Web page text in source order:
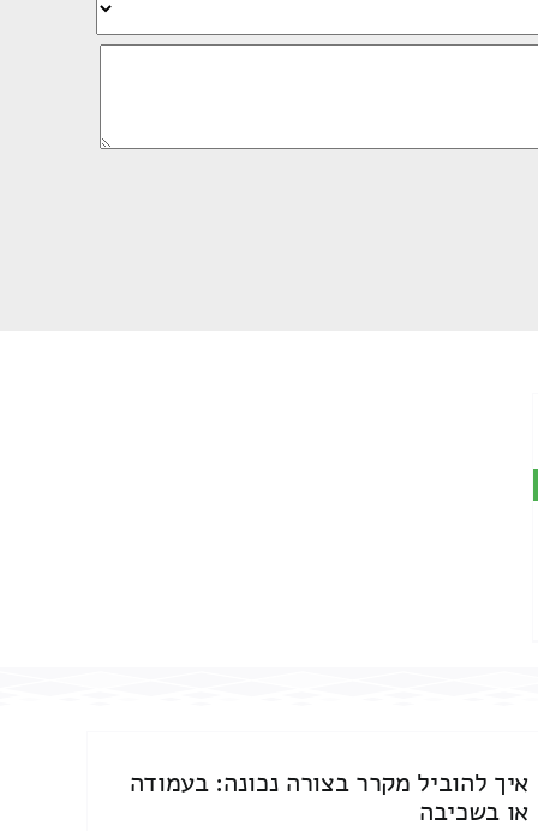
איך להוביל מקרר בצורה נכונה: בעמודה
או בשכיבה